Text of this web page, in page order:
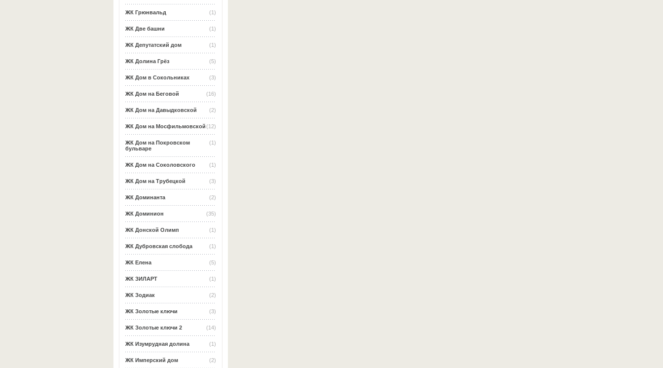
(1)
ЖК Грюнвальд
(1)
ЖК Две башни
(1)
ЖК Депутатский дом
(5)
ЖК Долина Грёз
(3)
ЖК Дом в Сокольниках
(16)
ЖК Дом на Беговой
(2)
ЖК Дом на Давыдковской
(12)
ЖК Дом на Мосфильмовской
(1)
ЖК Дом на Покровском
бульваре
(1)
ЖК Дом на Соколовского
(3)
ЖК Дом на Трубецкой
(2)
ЖК Доминанта
(35)
ЖК Доминион
(1)
ЖК Донской Олимп
(1)
ЖК Дубровская слобода
(5)
ЖК Елена
(1)
ЖК ЗИЛАРТ
(2)
ЖК Зодиак
(3)
ЖК Золотые ключи
(14)
ЖК Золотые ключи 2
(1)
ЖК Изумрудная долина
(2)
ЖК Имперский дом